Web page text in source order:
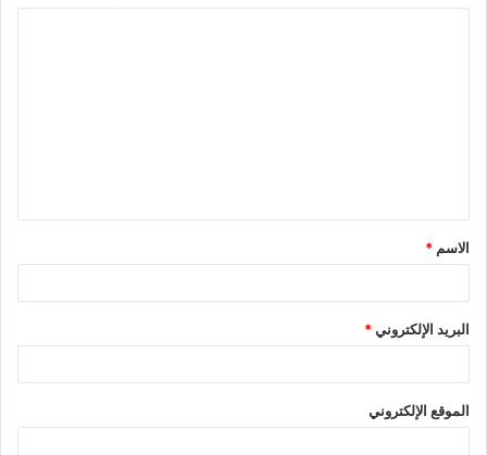
ق
*
الاسم *
البريد الإلكتروني*
الموقع الإلكتروني